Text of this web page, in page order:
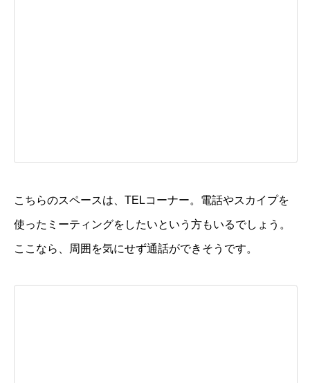
こちらのスペースは、TELコーナー。電話やスカイプを
使ったミーティングをしたいという方もいるでしょう。
ここなら、周囲を気にせず通話ができそうです。